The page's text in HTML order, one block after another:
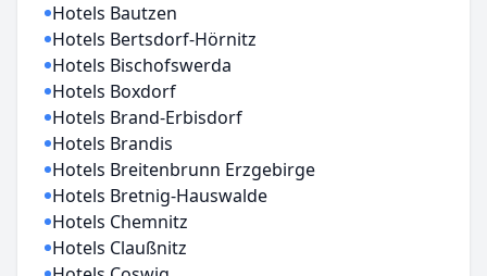
Hotels Bautzen
Hotels Bertsdorf-Hörnitz
Hotels Bischofswerda
Hotels Boxdorf
Hotels Brand-Erbisdorf
Hotels Brandis
Hotels Breitenbrunn Erzgebirge
Hotels Bretnig-Hauswalde
Hotels Chemnitz
Hotels Claußnitz